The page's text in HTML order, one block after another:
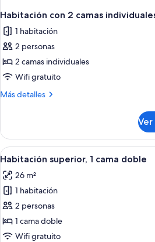
Habitación con 2 camas
1 habitación
2 personas
2 camas individuales
Wifi gratuito
Más detalles
Más
con
camas
2
camas
individuales
Ver
todas
las
fotos
de
Habitación
superior,
Una
2
Habitación superior, 1 cama doble
26 m²
1 habitación
2 personas
1 cama doble
Wifi gratuito